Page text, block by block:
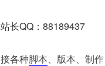
站长QQ：88189437
接各种脚本、版本、制